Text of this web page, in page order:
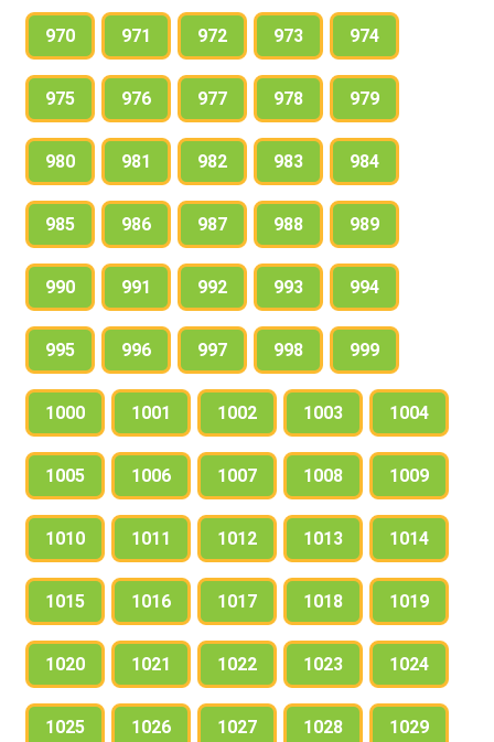
970 971 972 973 974
975 976 977 978 979
980 981 982 983 984
985 986 987 988 989
990 991 992 993 994
995 996 997 998 999
1000 1001 1002 1003 1004
1005 1006 1007 1008 1009
1010 1011 1012 1013 1014
1015 1016 1017 1018 1019
1020 1021 1022 1023 1024
1025 1026 1027 1028 1029